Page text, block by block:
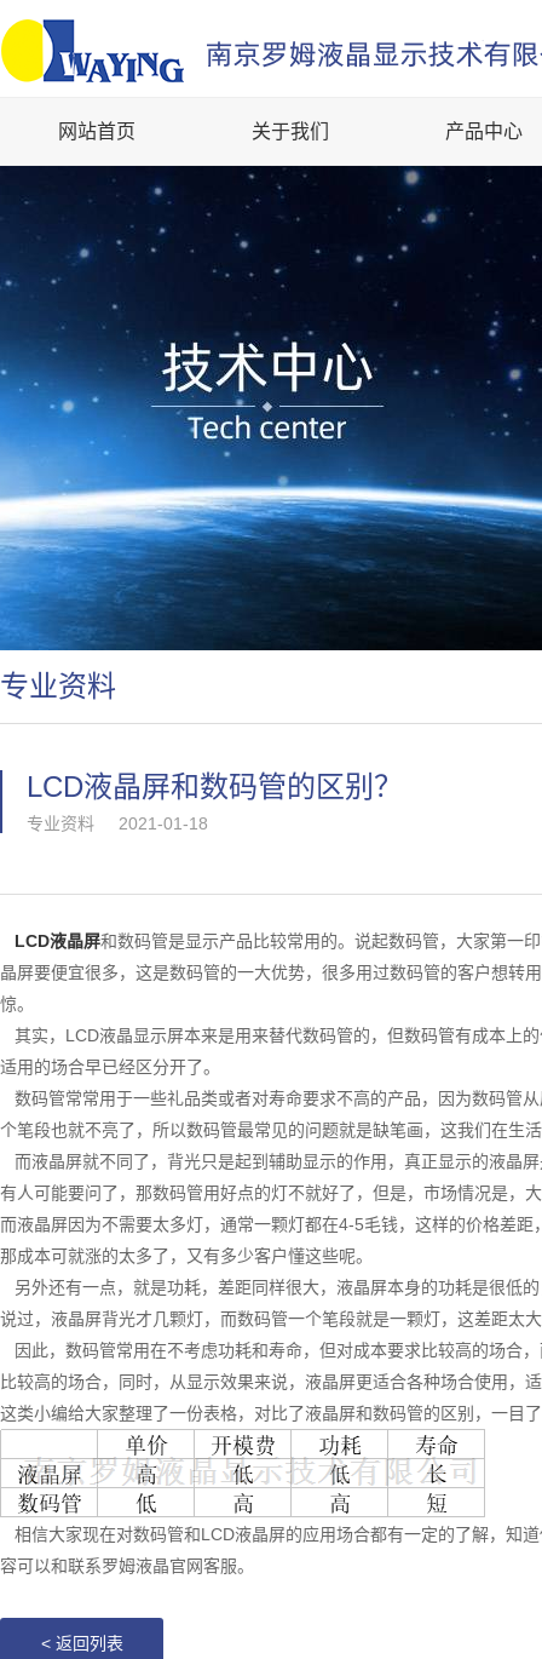
网站首页 关于我们 产品中心
专业资料
LCD液晶屏和数码管的区别？
专业资料 2021-01-18
LCD液晶屏和数码管是显示产品比较常用的。说起数码管，大家第一
晶屏要便宜很多，这是数码管的一大优势，很多用过数码管的客户想转
惊。
其实，LCD液晶显示屏本来是用来替代数码管的，但数码管有成本上
适用的场合早已经区分开了。
数码管常常用于一些礼品类或者对寿命要求不高的产品，因为数码管
个笔段也就不亮了，所以数码管最常见的问题就是缺笔画，这我们在生
而液晶屏就不同了，背光只是起到辅助显示的作用，真正显示的液晶
有人可能要问了，那数码管用好点的灯不就好了，但是，市场情况是，
而液晶屏因为不需要太多灯，通常一颗灯都在4-5毛钱，这样的价格差
那成本可就涨的太多了，又有多少客户懂这些呢。
另外还有一点，就是功耗，差距同样很大，液晶屏本身的功耗是很低
说过，液晶屏背光才几颗灯，而数码管一个笔段就是一颗灯，这差距太
因此，数码管常用在不考虑功耗和寿命，但对成本要求比较高的场合
比较高的场合，同时，从显示效果来说，液晶屏更适合各种场合使用，
这类小编给大家整理了一份表格，对比了液晶屏和数码管的区别，一目
相信大家现在对数码管和LCD液晶屏的应用场合都有一定的了解，知
容可以和联系罗姆液晶官网客服。
< 返回列表